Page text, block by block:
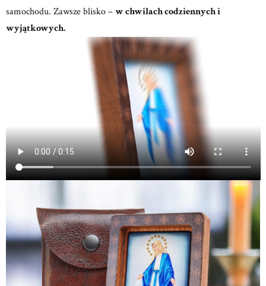
samochodu. Zawsze blisko – w chwilach codziennych i
wyjątkowych.